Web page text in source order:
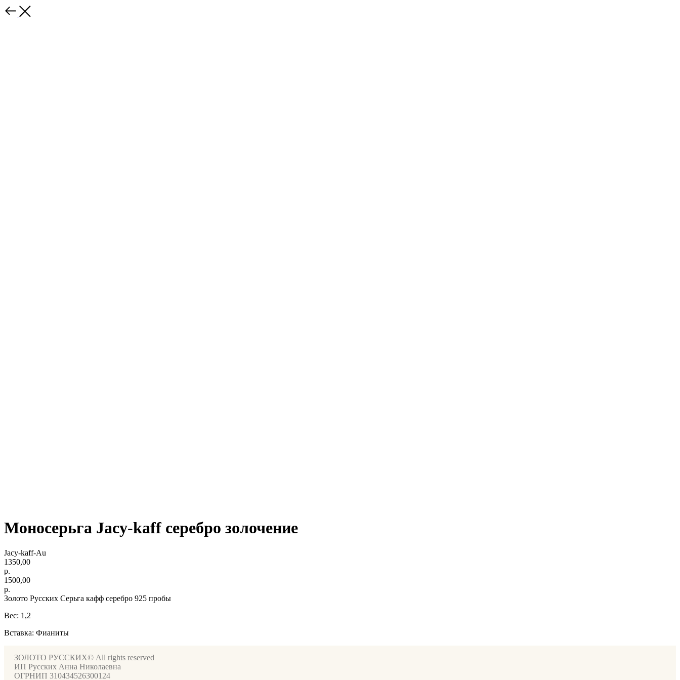
Моносерьга Jacy-kaff серебро золочение
Jacy-kaff-Au
1350,00
р.
1500,00
р.
Золото Русских Серьга кафф серебро 925 пробы
Вес: 1,2
Вставка: Фианиты
ЗОЛОТО РУССКИХ© All rights reserved
ИП Русских Анна Николаевна
ОГРНИП 310434526300124